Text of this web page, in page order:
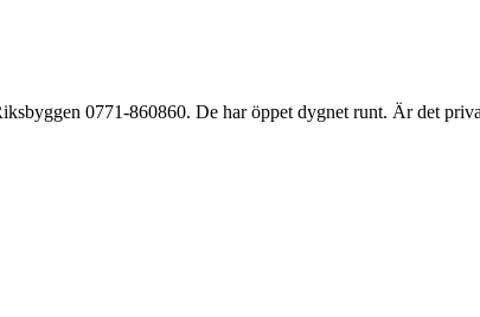
0771-860860. De har öppet dygnet runt. Är det